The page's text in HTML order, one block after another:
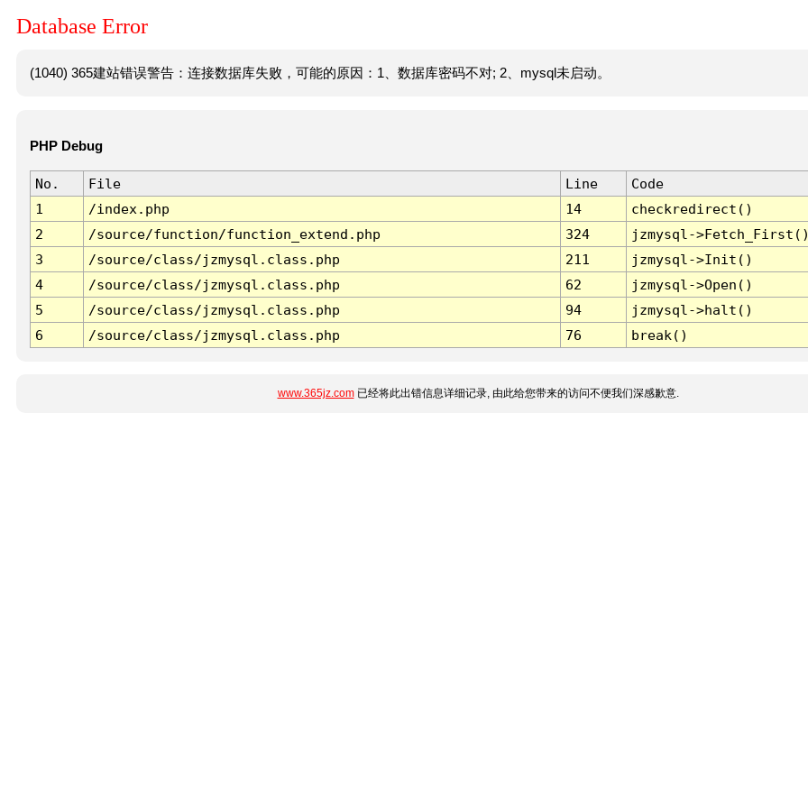
Database Error
(1040) 365建站错误警告：连接数据库失败，可能的原因：1、数据库密码不对; 2、mysql未启动。
PHP Debug
No. File Line
Code
1
/index.php 14
checkredirect()
2
/source/function/function_extend.php 324
jzmysql-
3
/source/class/jzmysql.class.php 211
jzmysql->Init()
4
/source/class/jzmysql.class.php 62
jzmysql->Open()
5
/source/class/jzmysql.class.php 94
jzmysql->halt()
6
/source/class/jzmysql.class.php 76 break()
www.365jz.com已经将此出错信息详细记录, 由此给您带来的访问不便我们深感歉意.